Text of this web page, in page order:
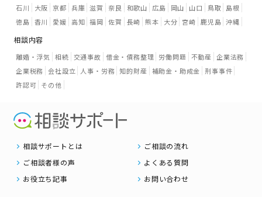
石川
大阪 京都 兵庫 滋賀 奈良 和歌山 広島 岡山 山口 鳥取
島根
徳島 香川 愛媛 高知 福岡 佐賀 長崎 熊本 大分 宮崎 鹿児島 沖縄
相談内容
離婚・浮気 相続 交通事故 借金・債務整理 労働問題 不動産 企業法務
企業税務 会社設立 人事・労務 知的財産 補助金・助成金 刑事事件
許認可 その他
相談サポートとは
ご相談の流れ
ご相談者様の声
よくある質問
お役立ち記事
お問い合わせ